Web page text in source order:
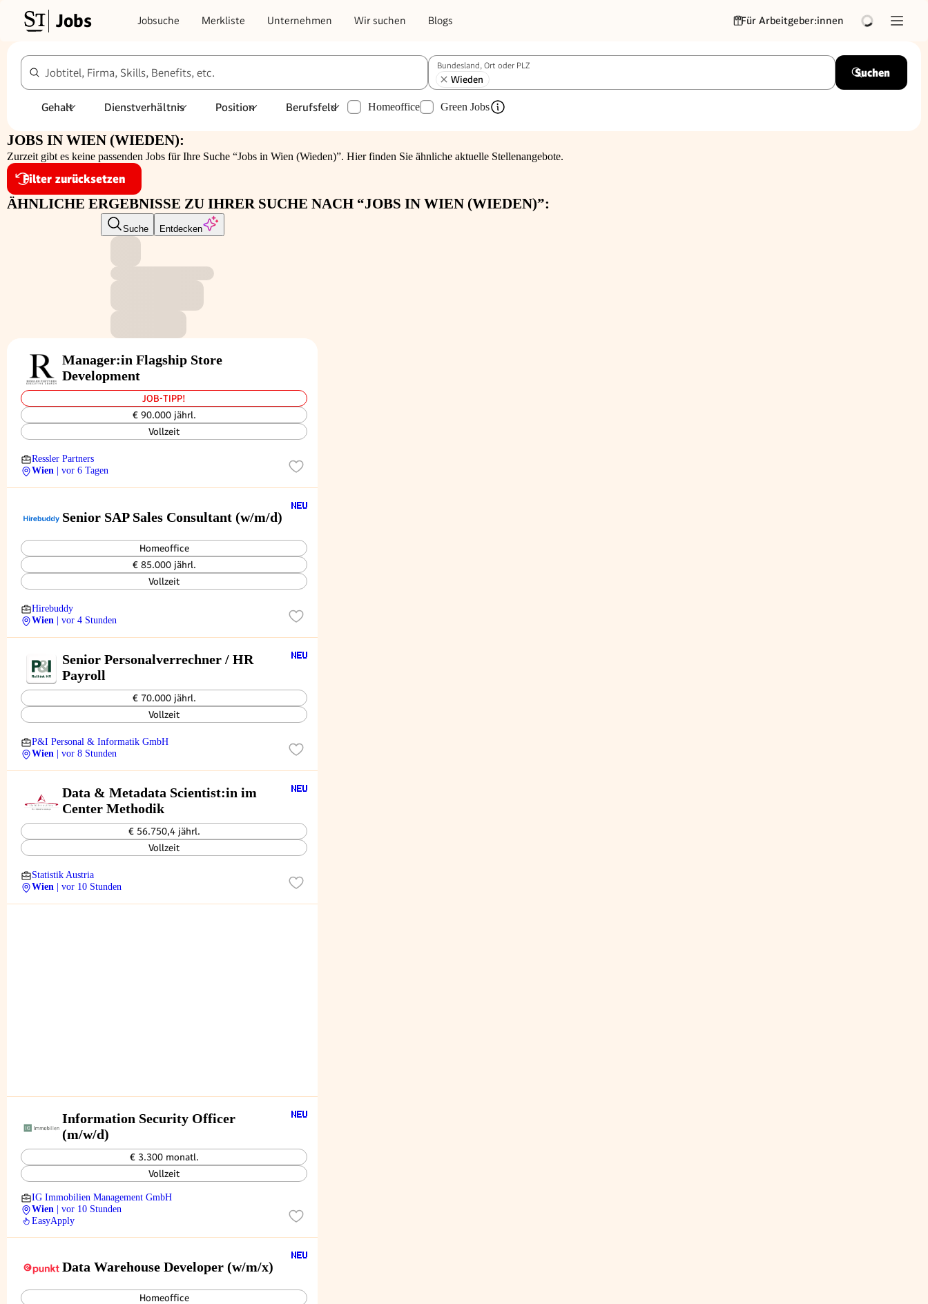
Jobs Jobsuche Merkliste Unternehmen Wir suchen Blogs Für Arbeitgeber:innen
Jobtitel, Firma, Skills, Benefits, etc.
Bundesland, Ort oder PLZ
Wieden
Suchen
Gehalt Dienstverhältnis Position Berufsfeld Homeoffice Green Jobs
JOBS IN WIEN (WIEDEN):
Zurzeit gibt es keine passenden Jobs für Ihre Suche “Jobs in Wien (Wieden)”. Hier finden Sie ähnliche aktuelle Stellenangebote.
Filter zurücksetzen
ÄHNLICHE ERGEBNISSE ZU IHRER SUCHE NACH “JOBS IN WIEN (WIEDEN)”:
Suche Entdecken
Manager:in Flagship Store
Development
JOB-TIPP!
€ 90.000 jährl.
Vollzeit
Ressler Partners
Wien
| vor 6 Tagen
Senior SAP Sales Consultant (w/m/d)
Homeoffice
€ 85.000 jährl.
Vollzeit
Hirebuddy
Wien
| vor 4 Stunden
Senior Personalverrechner / HR
Payroll
€ 70.000 jährl.
Vollzeit
P&I Personal & Informatik GmbH
Wien
| vor 8 Stunden
Data & Metadata Scientist:in im
Center Methodik
€ 56.750,4 jährl.
Vollzeit
Statistik Austria
Wien
| vor 10 Stunden
Information Security Officer
(m/w/d)
€ 3.300 monatl.
Vollzeit
IG Immobilien Management GmbH
Wien
| vor 10 Stunden
EasyApply
Data Warehouse Developer (w/m/x)
Homeoffice